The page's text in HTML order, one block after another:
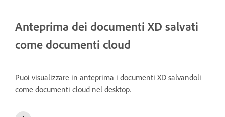
Anteprima dei documenti XD salvati
come documenti cloud
Puoi visualizzare in anteprima i documenti XD salvandoli
come documenti cloud nel desktop.